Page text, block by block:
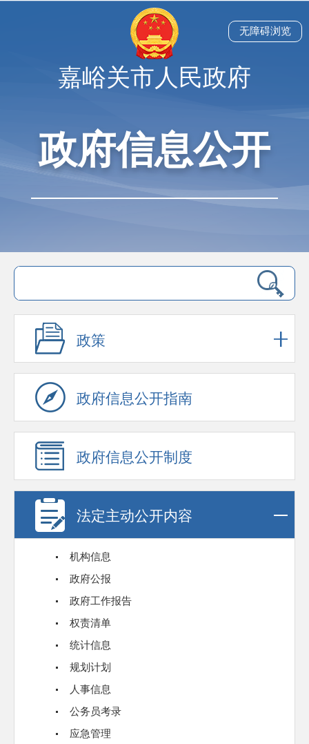
嘉峪关市人民政府
政府信息公开
无障碍浏览
政策
政府信息公开指南
政府信息公开制度
法定主动公开内容
机构信息
政府公报
政府工作报告
权责清单
统计信息
规划计划
人事信息
公务员考录
应急管理